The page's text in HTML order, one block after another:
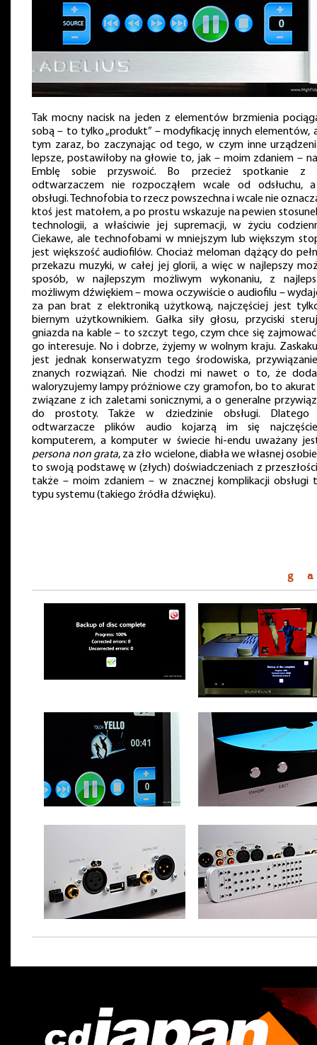
Tak mocny nacisk na jeden z elementów brzmienia
sobą – to tylko „produkt” – modyfikację innych elementów,
tym zaraz, bo zaczynając od tego, w czym inne
lepsze, postawiłoby na głowie to, jak – moim zdaniem –
Emblę sobie przyswoić. Bo przecież spotkanie z
odtwarzaczem nie rozpocząłem wcale od odsłuchu,
obsługi. Technofobia to rzecz powszechna i wcale nie
ktoś jest matołem, a po prostu wskazuje na pewien
technologii, a właściwie jej supremacji, w życiu
Ciekawe, ale technofobami w mniejszym lub większym
jest większość audiofilów. Chociaż meloman dążący do
przekazu muzyki, w całej jej glorii, a więc w najlepszy
sposób, w najlepszym możliwym wykonaniu, z
możliwym dźwiękiem – mowa oczywiście o audiofilu –
za pan brat z elektroniką użytkową, najczęściej jest
biernym użytkownikiem. Gałka siły głosu, przyciski
gniazda na kable – to szczyt tego, czym chce się
go interesuje. No i dobrze, żyjemy w wolnym kraju.
jest jednak konserwatyzm tego środowiska,
znanych rozwiązań. Nie chodzi mi nawet o to, że
waloryzujemy lampy próżniowe czy gramofon, bo to
związane z ich zaletami sonicznymi, a o generalne
do prostoty. Także w dziedzinie obsługi.
odtwarzacze plików audio kojarzą im się
komputerem, a komputer w świecie hi-endu uważany
persona non grata, za zło wcielone, diabła we własnej
to swoją podstawę w (złych) doświadczeniach z
także – moim zdaniem – w znacznej komplikacji obsługi
typu systemu (takiego źródła dźwięku).
g